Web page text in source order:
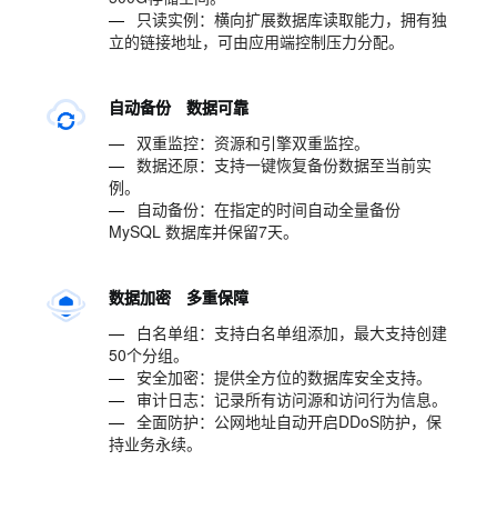
—
只读实例：横向扩展数据库读取能力，拥有独
立的链接地址，可由应用端控制压力分配。
自动备份 数据可靠
— 双重监控：资源和引擎双重监控。
— 数据还原：支持一键恢复备份数据至当前实
例。
—
自动备份：在指定的时间自动全量备份
MySQL 数据库并保留7天。
数据加密 多重保障
—
白名单组：支持白名单组添加，最大支持创建
50个分组。
— 安全加密：提供全方位的数据库安全支持。
— 审计日志：记录所有访问源和访问行为信息。
— 全面防护：公网地址自动开启DDoS防护，保
持业务永续。